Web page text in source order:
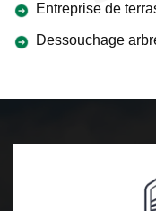
Entreprise de
Dessouchage